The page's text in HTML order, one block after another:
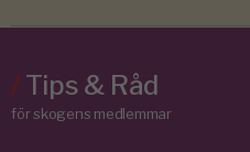
/Tips & Råd
för skogens medlemmar